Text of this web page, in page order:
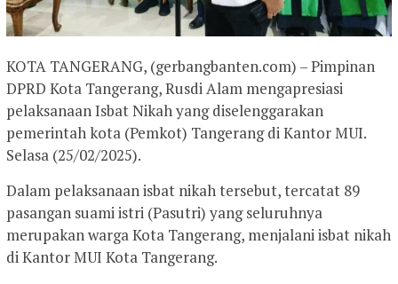
KOTA TANGERANG, (gerbangbanten.com) – Pimpinan
DPRD Kota Tangerang, Rusdi Alam mengapresiasi
pelaksanaan Isbat Nikah yang diselenggarakan
pemerintah kota (Pemkot) Tangerang di Kantor MUI.
Selasa (25/02/2025).
Dalam pelaksanaan isbat nikah tersebut, tercatat 89
pasangan suami istri (Pasutri) yang seluruhnya
merupakan warga Kota Tangerang, menjalani isbat nikah
di Kantor MUI Kota Tangerang.